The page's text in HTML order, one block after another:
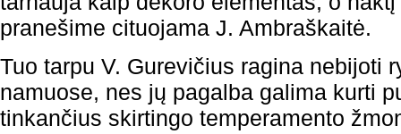
pranešime cituojama J. Ambraškaitė.
Tuo tarpu V. Gurevičius ragina nebijoti
namuose, nes jų pagalba galima kurti
tinkančius skirtingo temperamento